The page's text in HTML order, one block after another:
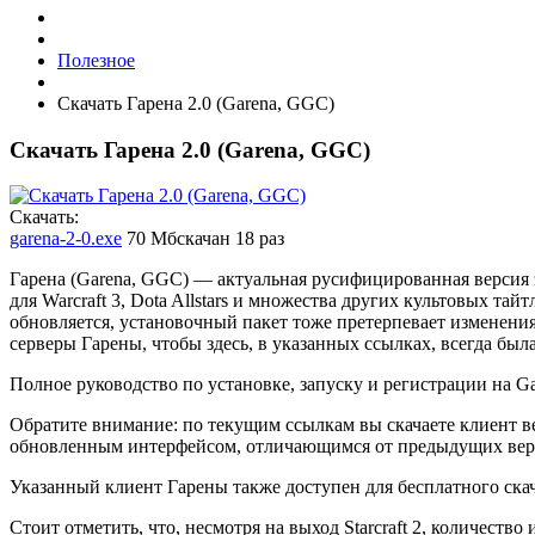
Полезное
Скачать Гарена 2.0 (Garena, GGC)
Скачать Гарена 2.0 (Garena, GGC)
Cкачать:
garena-2-0.exe 70 Мбскачан 18 раз
Гарена (Garena, GGC) — актуальная русифицированная версия
для Warcraft 3, Dota Allstars и множества других культовых
обновляется, установочный пакет тоже претерпевает
серверы Гарены, чтобы здесь, в указанных ссылках, всегда
Полное руководство по установке, запуску и регистрации на
Обратите внимание: по текущим ссылкам вы скачаете клиент
обновленным интерфейсом, отличающимся от предыдущих
Указанный клиент Гарены также доступен для бесплатного
Стоит отметить, что, несмотря на выход Starcraft 2,